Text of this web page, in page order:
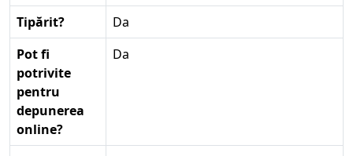
Tipărit?
Da
Pot fi
potrivite
pentru
depunerea
online?
Da